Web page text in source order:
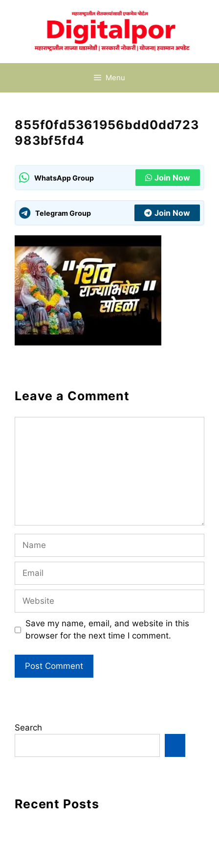
Menu
855f0fd5361956bdd0dd723
983bf5fd4
WhatsApp Group Join Now
Telegram Group Join Now
Leave a Comment
Name
Email
Website
Save my name, email, and website in this
browser for the next time I comment.
Search
Recent Posts